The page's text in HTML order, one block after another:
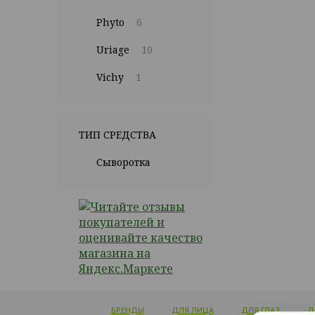
Phyto 6
Uriage 10
Vichy 1
ТИП СРЕДСТВА
Сыворотка
БРЕНДЫ ДЛЯ ЛИЦА ДЛЯ ГЛАЗ